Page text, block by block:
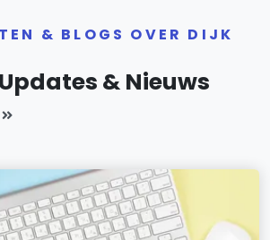
& BLOGS OVER DIJK
& Nieuws